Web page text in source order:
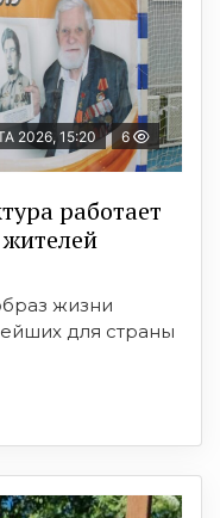
2026, 15:20 6
работает
жизни
для страны